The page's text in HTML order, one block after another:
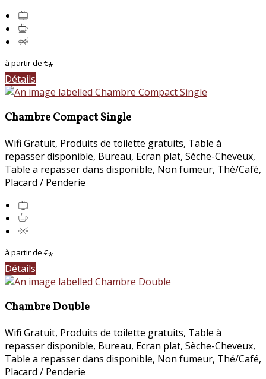
à partir de €*
Détails
Chambre Compact Single
Wifi Gratuit, Produits de toilette gratuits, Table à
repasser disponible, Bureau, Ecran plat, Sèche-Cheveux,
Table a repasser dans disponible, Non fumeur, Thé/Café,
Placard / Penderie
à partir de €*
Détails
Chambre Double
Wifi Gratuit, Produits de toilette gratuits, Table à
repasser disponible, Bureau, Ecran plat, Sèche-Cheveux,
Table a repasser dans disponible, Non fumeur, Thé/Café,
Placard / Penderie